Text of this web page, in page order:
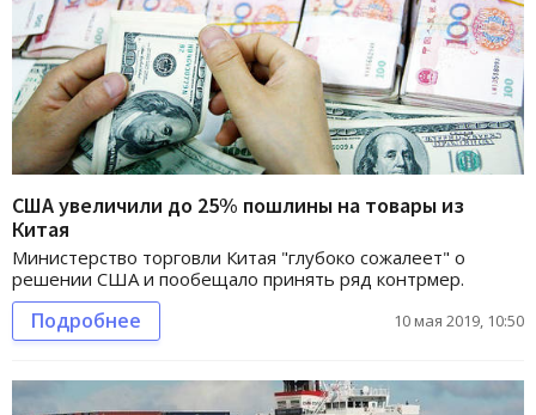
США увеличили до 25% пошлины на товары из
Китая
Министерство торговли Китая "глубоко сожалеет" о
решении США и пообещало принять ряд контрмер.
Подробнее 10 мая 2019, 10:50